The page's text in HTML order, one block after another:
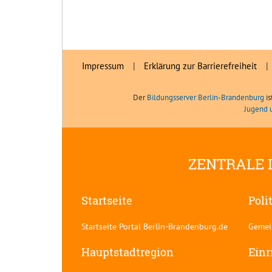
Impressum | Erklärung zur Barrierefreiheit |
DerBildungsserver Berlin-Brandenburg
Jugend
ZENTRALE
Startseite
Startseite Portal Berlin-Brandenburg.de
Hauptstadtregion